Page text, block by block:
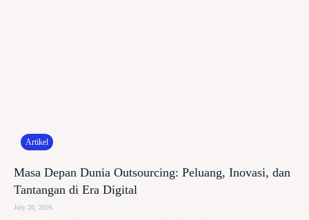
Artikel
Masa Depan Dunia Outsourcing: Peluang, Inovasi, dan
Tantangan di Era Digital
July 20, 2026